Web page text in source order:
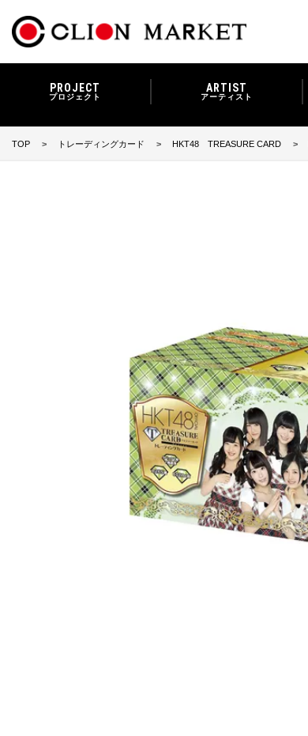
PROJECT
プロジェクト
ARTIST
アーティスト
TOP トレーディングカード HKT48 TREASURE CARD